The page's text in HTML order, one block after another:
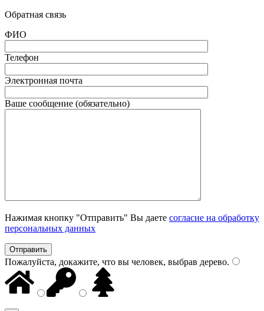
Обратная связь
ФИО
Телефон
Электронная почта
Ваше сообщение (обязательно)
Нажимая кнопку "Отправить" Вы даете согласие на обработку
персональных данных
Пожалуйста, докажите, что вы человек, выбрав дерево.